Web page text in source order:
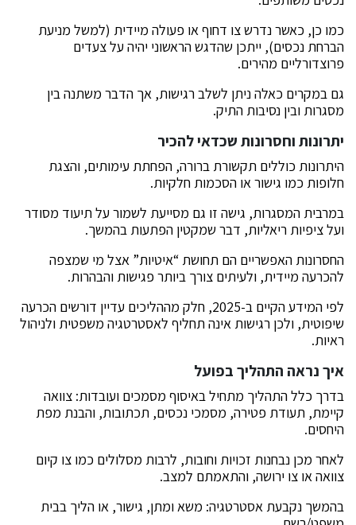
כמו כן, כאשר נדרש צו דחוף או פעולה מיידית (למשל מניעת
הברחת נכסים), ייתכן שהדגש הראשוני יהיה על צעדים
פרוצדורליים מהירים.
גם במקרים כאלה ניתן לשלב רגישות, אך הדבר משתנה בין
מסגרות ובין נסיבות התיק.
יתרונות וחסרונות שכדאי להכיר
היתרונות כוללים תקשורת ברורה, הפחתת עימותים, והצגת
חלופות כמו גישור או הסכמות חלקיות.
במרבית המסגרות, גישה זו גם מסייעת לשמור על תיעוד מסודר
ועל ציפיות ריאליות, דבר שמקטין הפתעות בהמשך.
החסרונות האפשריים הם תחושת “איטיות” אצל מי שמצפה
להכרעה מיידית, ולעיתים צורך ביותר פגישות והבהרות.
לפי המידע הקיים ב-2025, חלק מההליכים עדיין דורשים הכרעה
שיפוטית, ולכן רגישות אינה תחליף לאסטרטגיה משפטית ולניהול
ראיות.
איך נראה התהליך בפועל
בדרך כלל התהליך מתחיל באיסוף מסמכים ועובדות: צוואה
קיימת, תעודת פטירה, מסמכי נכסים, תכתובות, והבנת מפת
היחסים.
לאחר מכן נבחנות זכויות וחובות, לרבות מסלולים כמו צו קיום
צוואה או צו ירושה, והתאמתם למצב.
בהמשך נקבעת אסטרטגיה: משא ומתן, גישור, או הליך בבית